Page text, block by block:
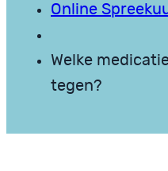
Online
Welke
tegen?